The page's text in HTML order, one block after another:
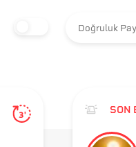
3' SON